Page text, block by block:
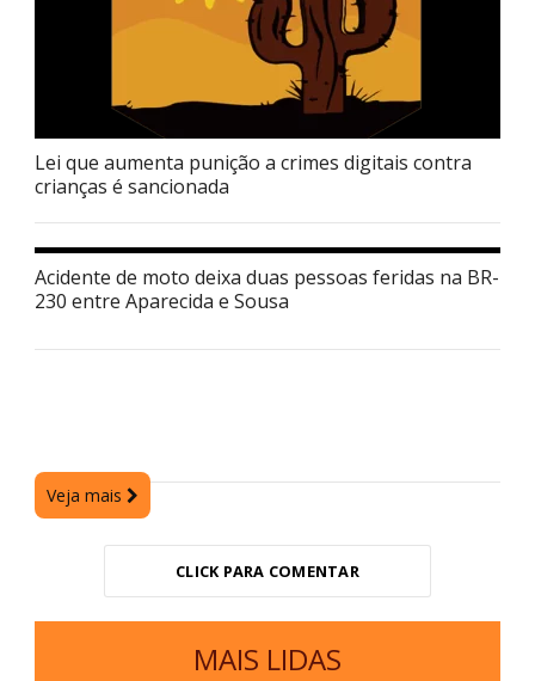
Lei que aumenta punição a crimes digitais contra
crianças é sancionada
Acidente de moto deixa duas pessoas feridas na BR-
230 entre Aparecida e Sousa
Veja mais
CLICK PARA COMENTAR
MAIS LIDAS